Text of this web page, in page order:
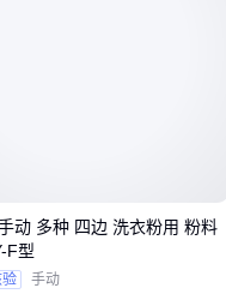
产能上限，而独立牵引
动 多种 四边 洗衣粉用 粉料
F型
手动